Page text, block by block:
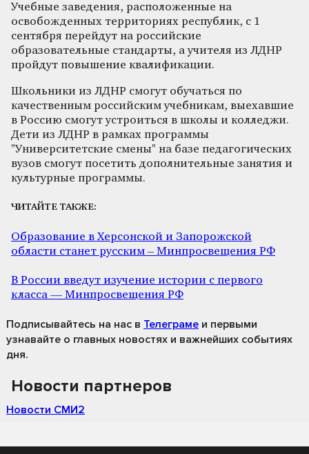
Учебные заведения, расположенные на
освобожденных территориях республик, с 1
сентября перейдут на российские
образовательные стандарты, а учителя из ЛДНР
пройдут повышение квалификации.
Школьники из ЛДНР смогут обучаться по
качественным российским учебникам, выехавшие
в Россию смогут устроиться в школы и колледжи.
Дети из ЛДНР в рамках программы
"Университетские смены" на базе педагогических
вузов смогут посетить дополнительные занятия и
культурные программы.
ЧИТАЙТЕ ТАКЖЕ:
Образование в Херсонской и Запорожской
области станет русским – Минпросвещения РФ
В России введут изучение истории с первого
класса — Минпросвещения РФ
Подписывайтесь на нас в Телеграме и первыми
узнавайте о главных новостях и важнейших событиях
дня.
Новости партнеров
Новости СМИ2